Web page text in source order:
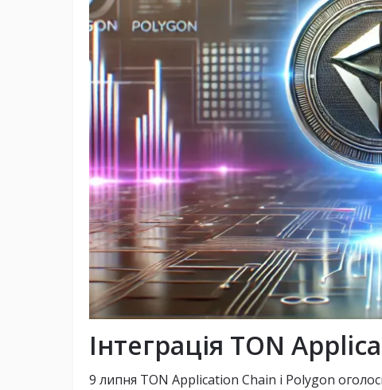
Інтеграція TON
9 липня TON Application Chain і Polygon